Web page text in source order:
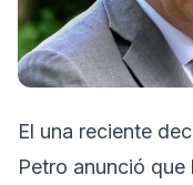
El una reciente
Petro anunció